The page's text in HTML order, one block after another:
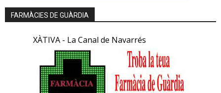
FARMÀCIES DE GUÀRDIA
XÀTIVA - La Canal de Navarrés